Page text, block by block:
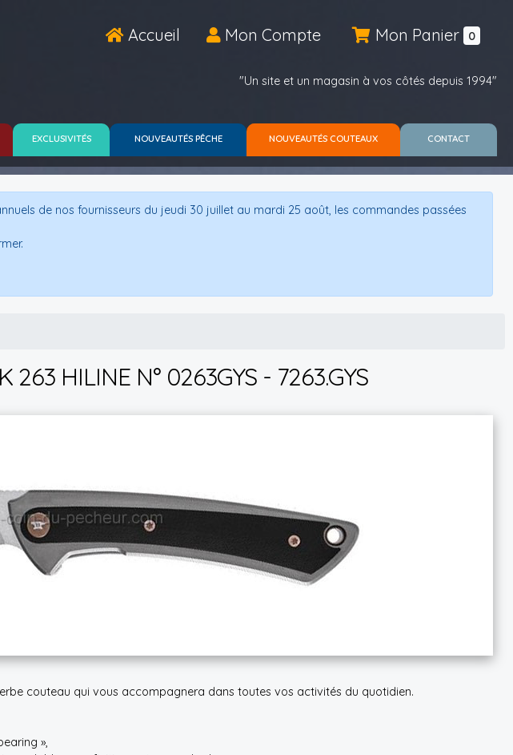
Accueil Mon Compte Mon Panier 0
"Un site et un magasin à vos côtés depuis 1994"
EXCLUSIVITÉS NOUVEAUTÉS PÊCHE NOUVEAUTÉS COUTEAUX CONTACT
de nos fournisseurs du jeudi 30 juillet au mardi 25 août, les commandes passées
263 HILINE N° 0263GYS - 7263.GYS
couteau qui vous accompagnera dans toutes vos activités du quotidien.
»,